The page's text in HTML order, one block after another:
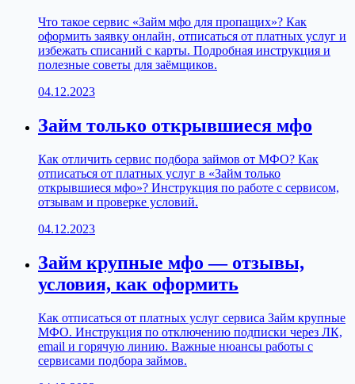
Что такое сервис «Займ мфо для пропащих»? Как
оформить заявку онлайн, отписаться от платных услуг и
избежать списаний с карты. Подробная инструкция и
полезные советы для заёмщиков.
04.12.2023
Займ только открывшиеся мфо
Как отличить сервис подбора займов от МФО? Как
отписаться от платных услуг в «Займ только
открывшиеся мфо»? Инструкция по работе с сервисом,
отзывам и проверке условий.
04.12.2023
Займ крупные мфо — отзывы,
условия, как оформить
Как отписаться от платных услуг сервиса Займ крупные
МФО. Инструкция по отключению подписки через ЛК,
email и горячую линию. Важные нюансы работы с
сервисами подбора займов.